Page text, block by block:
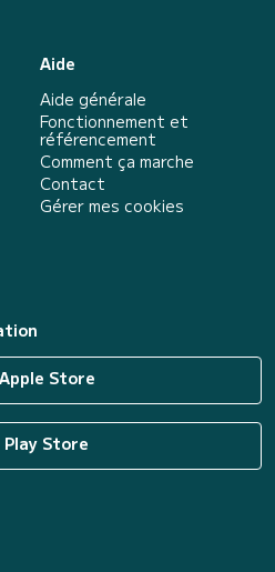
Aide
Aide générale
Fonctionnement et
référencement
Comment ça marche
Contact
Gérer mes cookies
Apple Store
Play Store